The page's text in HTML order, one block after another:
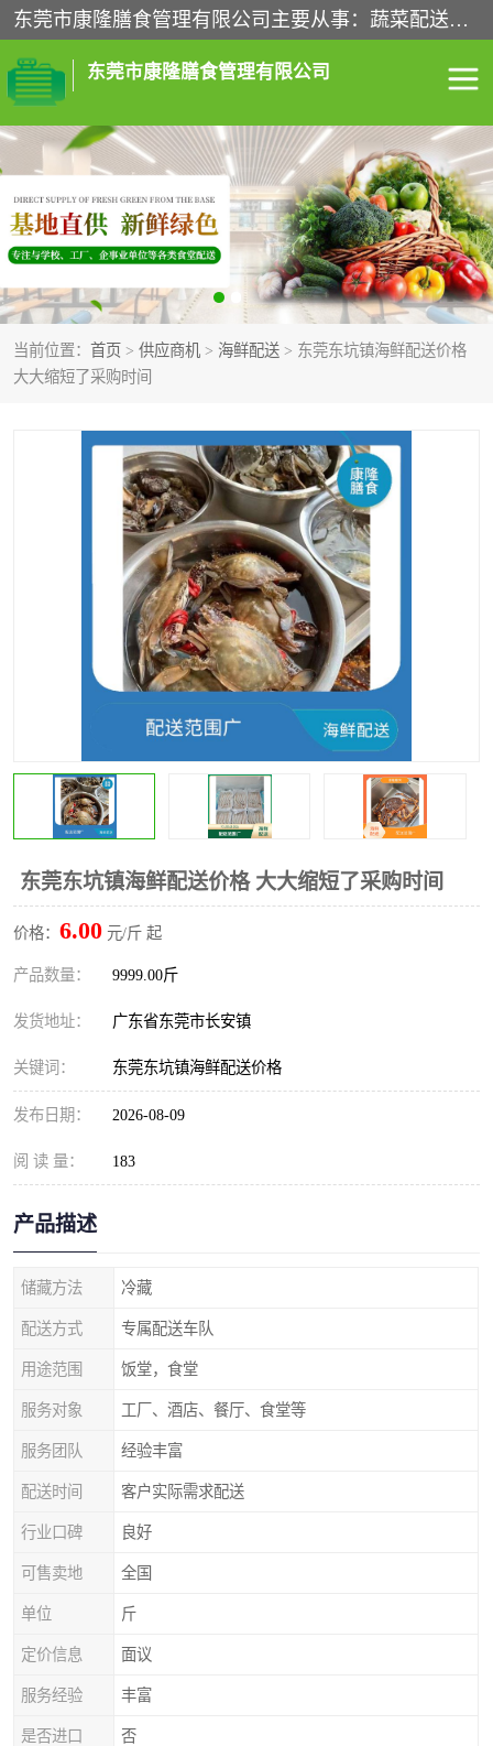
东莞市康隆膳食管理有限公司主要从事：蔬菜配送、食堂承包、企业工厂食堂承包、机关单位食堂承包、调味品配送、粮油配送、干货配送、副食配送、水果配送、海鲜配送等业务，东莞蔬菜配送电话，咨询在线客服。
东莞市康隆膳食管理有限公司
当前位置： 首页 > 供应商机 > 海鲜配送 > 东莞东坑镇海鲜配送价格
大大缩短了采购时间
东莞东坑镇海鲜配送价格 大大缩短了采购时间
价格： 6.00 元/斤 起
产品数量： 9999.00斤
发货地址： 广东省东莞市长安镇
关键词： 东莞东坑镇海鲜配送价格
发布日期： 2026-08-09
阅 读 量： 183
产品描述
储藏方法 冷藏
配送方式 专属配送车队
用途范围 饭堂，食堂
服务对象 工厂、酒店、餐厅、食堂等
服务团队 经验丰富
配送时间 客户实际需求配送
行业口碑 良好
可售卖地 全国
单位 斤
定价信息 面议
服务经验 丰富
是否进口 否
食堂承包 蔬菜配送
粮油配送 鲜肉配送
海鲜配送 食材配送
调料配送 企业工厂食堂承包
副食配送